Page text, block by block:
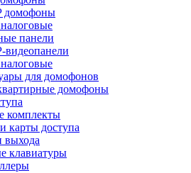
домофоны
панели
видеопанели
для домофонов
домофоны
комплекты
карты доступа
выхода
клавиатуры